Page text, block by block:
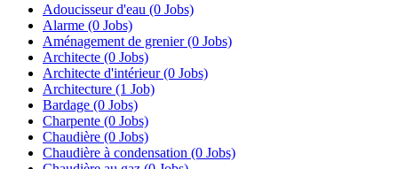
Adoucisseur d'eau (0 Jobs)
Alarme (0 Jobs)
Aménagement de grenier(0 Jobs)
Architecte (0 Jobs)
Architecte d'intérieur(0 Jobs)
Architecture (1 Job)
Bardage (0 Jobs)
Charpente (0 Jobs)
Chaudière (0 Jobs)
Chaudière à condensation (0 Jobs)